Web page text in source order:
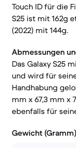
Touch ID für die
S25 ist mit 162g
(2022) mit 144g.
Abmessungen
Das Galaxy S25
und wird für
Handhabung
mm x 67,3 mm x
ebenfalls für
Gewicht (Gramm)